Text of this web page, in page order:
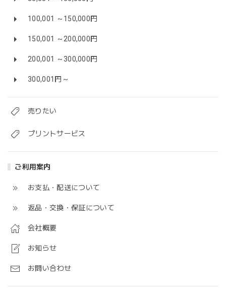
100,001 ～150,000円
150,001 ～200,000円
200,001 ～300,000円
300,001円～
売りたい
プリントサービス
ご利用案内
お支払・配送について
返品・交換・保証について
会社概要
お知らせ
お問い合わせ